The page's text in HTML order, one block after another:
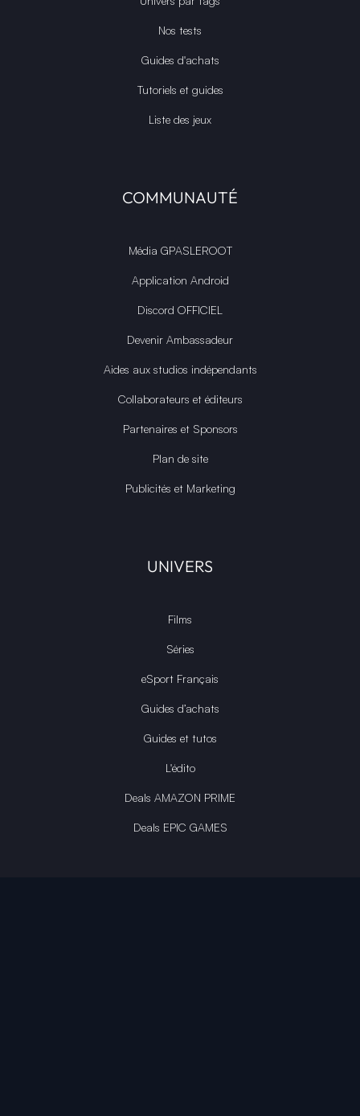
Nos tests
Guides d'achats
Tutoriels et guides
Liste des jeux
COMMUNAUTÉ
Média GPASLEROOT
Application Android
Discord OFFICIEL
Devenir Ambassadeur
Aides aux studios indépendants
Collaborateurs et éditeurs
Partenaires et Sponsors
Plan de site
Publicités et Marketing
UNIVERS
Films
Séries
eSport Français
Guides d’achats
Guides et tutos
L'édito
Deals AMAZON PRIME
Deals EPIC GAMES